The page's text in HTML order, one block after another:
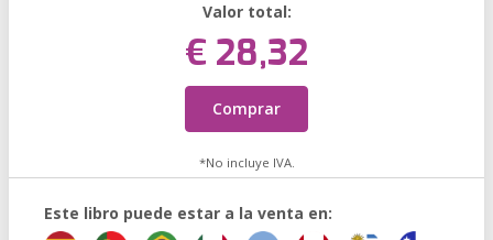
Valor total:
€ 28,32
Comprar
*No incluye IVA.
Este libro puede estar a la venta en: